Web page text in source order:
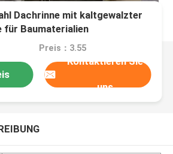
Dachrinne mit kaltgewalzter
für Baumaterialien
Preis：3.55
Kontaktieren Sie
uns